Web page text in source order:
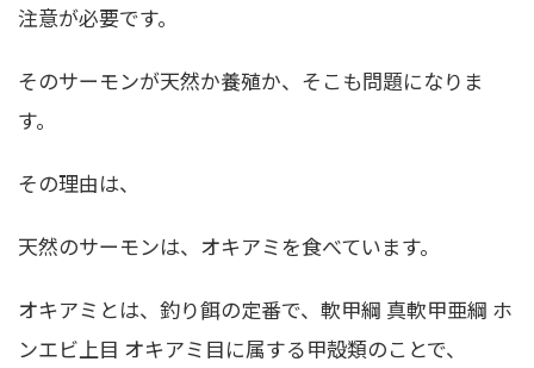
注意が必要です。
そのサーモンが天然か養殖か、そこも問題になりま
す。
その理由は、
天然のサーモンは、オキアミを食べています。
オキアミとは、釣り餌の定番で、軟甲綱 真軟甲亜綱 ホ
ンエビ上目 オキアミ目に属する甲殻類のことで、